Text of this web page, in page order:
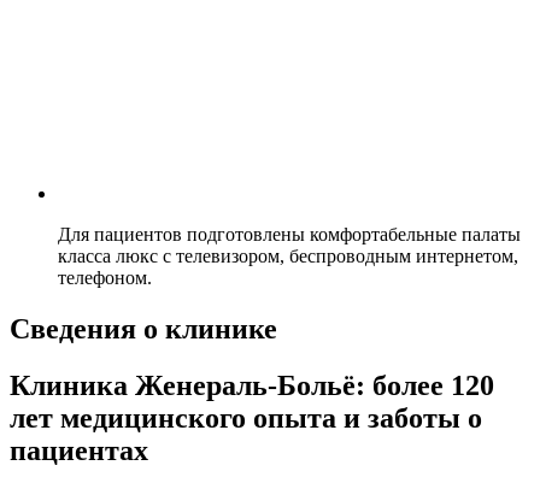
Для пациентов подготовлены комфортабельные палаты
класса люкс с телевизором, беспроводным интернетом,
телефоном.
Сведения о клинике
Клиника Женераль-Больё: более 120
лет медицинского опыта и заботы о
пациентах